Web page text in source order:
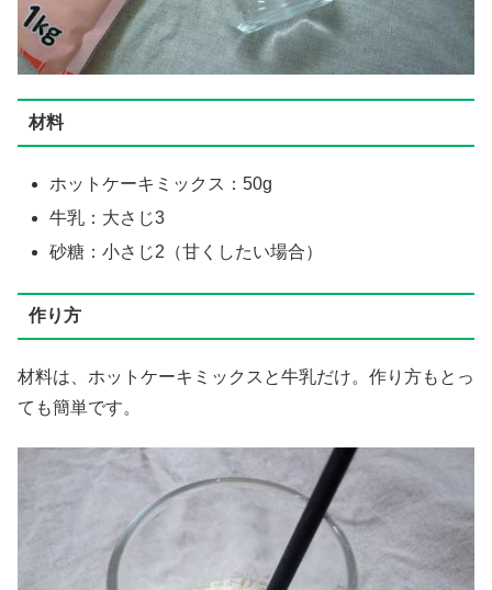
材料
ホットケーキミックス：50g
牛乳：大さじ3
砂糖：小さじ2（甘くしたい場合）
作り方
材料は、ホットケーキミックスと牛乳だけ。作り方もとっ
ても簡単です。